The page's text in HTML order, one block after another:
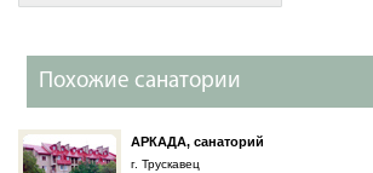
Похожие санатории
АРКАДА, санаторий
г. Трускавец